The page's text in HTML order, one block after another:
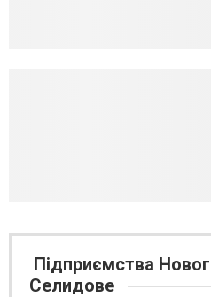
Підприємства
Селидове